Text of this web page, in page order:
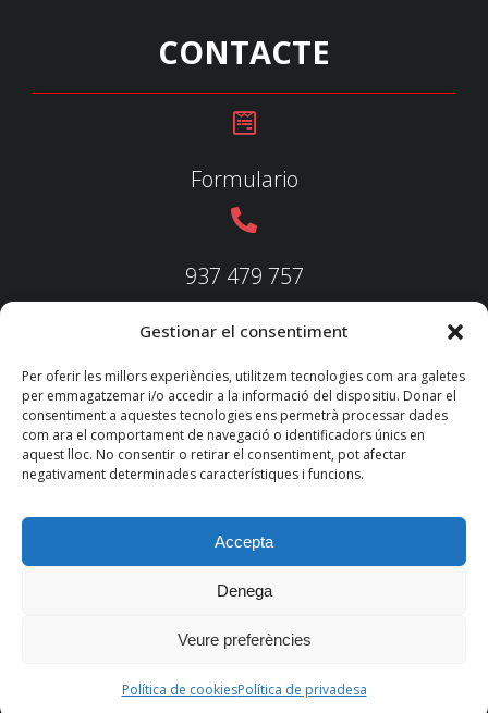
Gestionar el consentiment
Per oferir les millors experiències, utilitzem tecnologies com ara galetes
per emmagatzemar i/o accedir a la informació del dispositiu. Donar el
consentiment a aquestes tecnologies ens permetrà processar dades
com ara el comportament de navegació o identificadors únics en
aquest lloc. No consentir o retirar el consentiment, pot afectar
negativament determinades característiques i funcions.
Accepta
Denega
Veure preferències
Política de cookiesPolítica de privadesa
CONTACTE
Formulario
937 479 757
937 479 758
federacio@fedecatjudo.cat
Consultores S.L.